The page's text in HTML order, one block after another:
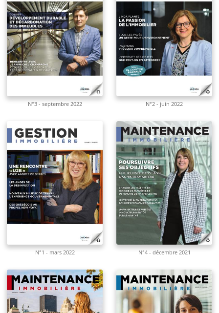
N°3 - septembre 2022 N°2 - juin 2022
N°1 - mars 2022 N°4 - décembre 2021